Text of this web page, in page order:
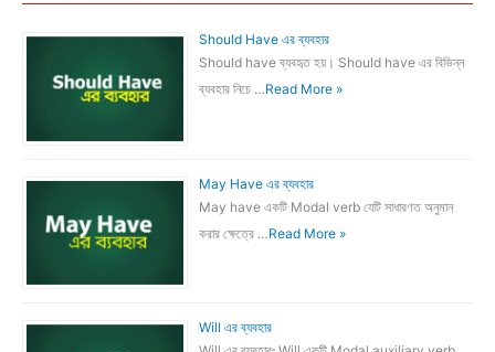
Should Have এর ব্যবহার
Should have ব্যবহৃত হয়। Should have এর বিভিন্ন
ব্যবহার নিচে …Read More »
May Have এর ব্যবহার
May have একটি Modal verb যেটি সাধারণত অনুমান
করার ক্ষেত্রে …Read More »
Will এর ব্যবহার